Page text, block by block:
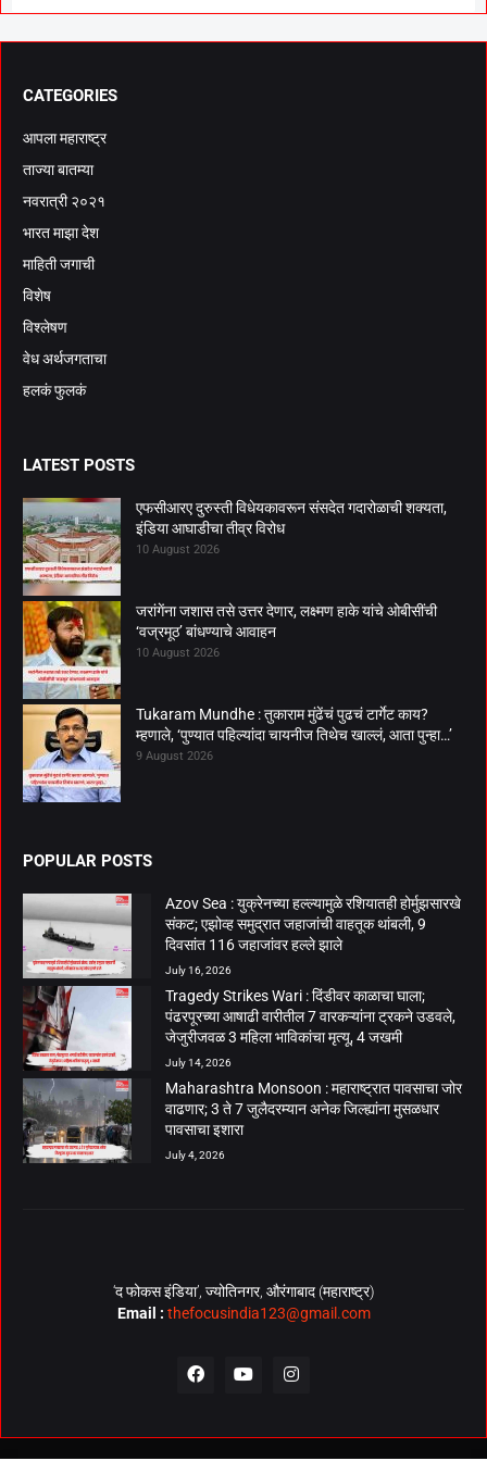
CATEGORIES
आपला महाराष्ट्र
ताज्या बातम्या
नवरात्री २०२१
भारत माझा देश
माहिती जगाची
विशेष
विश्लेषण
वेध अर्थजगताचा
हलकं फुलकं
LATEST POSTS
एफसीआरए दुरुस्ती विधेयकावरून संसदेत गदारोळाची शक्यता,
इंडिया आघाडीचा तीव्र विरोध
10 August 2026
जरांगेंना जशास तसे उत्तर देणार, लक्ष्मण हाके यांचे ओबीसींची
‘वज्रमूठ’ बांधण्याचे आवाहन
10 August 2026
Tukaram Mundhe : तुकाराम मुंढेंचं पुढचं टार्गेट काय?
म्हणाले, ‘पुण्यात पहिल्यांदा चायनीज तिथेच खाल्लं, आता पुन्हा…’
9 August 2026
POPULAR POSTS
Azov Sea : युक्रेनच्या हल्ल्यामुळे रशियातही होर्मुझसारखे
संकट; एझोव्ह समुद्रात जहाजांची वाहतूक थांबली, 9
दिवसांत 116 जहाजांवर हल्ले झाले
July 16, 2026
Tragedy Strikes Wari : दिंडीवर काळाचा घाला;
पंढरपूरच्या आषाढी वारीतील 7 वारकऱ्यांना ट्रकने उडवले,
जेजुरीजवळ 3 महिला भाविकांचा मृत्यू, 4 जखमी
July 14, 2026
Maharashtra Monsoon : महाराष्ट्रात पावसाचा जोर
वाढणार; 3 ते 7 जुलैदरम्यान अनेक जिल्ह्यांना मुसळधार
पावसाचा इशारा
July 4, 2026
‘द फोकस इंडिया’, ज्योतिनगर, औरंगाबाद (महाराष्ट्र)
Email : thefocusindia123@gmail.com